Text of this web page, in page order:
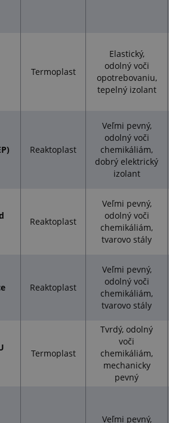
Termoplast
Elastický,
odolný voči
opotrebovaniu,
tepelný izolant
Reaktoplast
Veľmi pevný,
odolný voči
chemikáliám,
dobrý elektrický
izolant
Reaktoplast
Veľmi pevný,
odolný voči
chemikáliám,
tvarovo stály
Reaktoplast
Veľmi pevný,
odolný voči
chemikáliám,
tvarovo stály
Termoplast
Tvrdý, odolný
voči
chemikáliám,
mechanicky
pevný
Veľmi pevný,